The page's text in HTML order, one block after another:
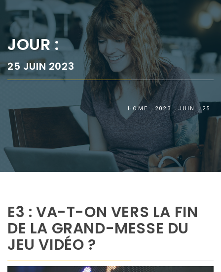
JOUR :
25 JUIN 2023
HOME 2023 JUIN 25
E3 : VA-T-ON VERS LA FIN
DE LA GRAND-MESSE DU
JEU VIDÉO ?